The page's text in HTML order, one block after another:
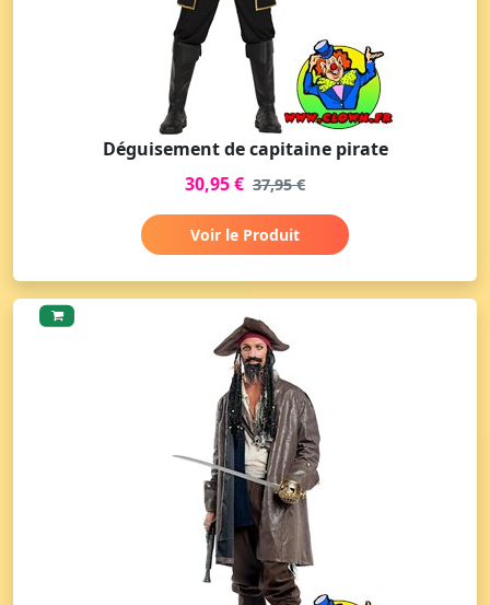
Déguisement de capitaine pirate
30,95 € 37,95 €
Voir le Produit